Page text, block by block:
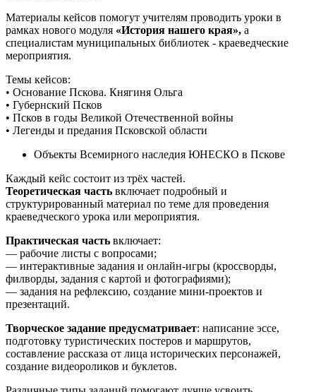
Материалы кейсов помогут учителям проводить уроки в
рамках нового модуля «История нашего края», а
специалистам муниципальных библиотек - краеведческие
мероприятия.
Темы кейсов:
• Основание Пскова. Княгиня Ольга
• Губернский Псков
• Псков в годы Великой Отечественной войны
• Легенды и предания Псковской области
Объекты Всемирного наследия ЮНЕСКО в Пскове
Каждый кейс состоит из трёх частей.
Теоретическая часть включает подробный и
структурированный материал по теме для проведения
краеведческого урока или мероприятия.
Практическая часть включает:
— рабочие листы с вопросами;
— интерактивные задания и онлайн-игры (кроссворды,
филворды, задания с картой и фотографиями);
— задания на рефлексию, создание мини-проектов и
презентаций.
Творческое задание предусматривает: написание эссе,
подготовку туристических постеров и маршрутов,
составление рассказа от лица исторических персонажей,
создание видеороликов и буклетов.